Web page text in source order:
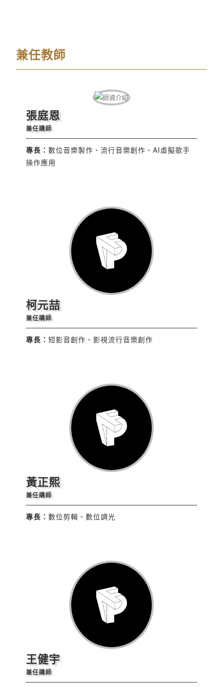
兼任教師
張庭恩
兼任講師
專長：數位音樂製作、流行音樂創作、AI虛擬歌手
操作應用
柯元喆
兼任講師
專長：短影音創作、影視流行音樂創作
黃正熙
兼任講師
專長：數位剪輯、數位調光
王健宇
兼任講師